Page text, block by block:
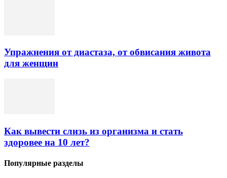
Упражнения от диастаза, от обвисания живота
для женщин
Как вывести слизь из организма и стать
здоровее на 10 лет?
Популярные разделы